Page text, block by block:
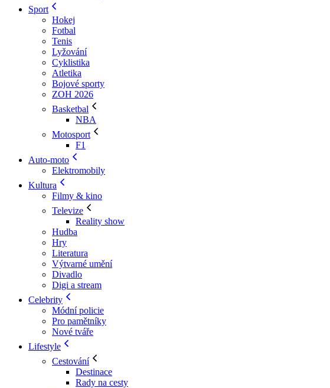
Sport
Hokej
Fotbal
Tenis
Lyžování
Cyklistika
Atletika
Bojové sporty
ZOH 2026
Basketbal
NBA
Motosport
F1
Auto-moto
Elektromobily
Kultura
Filmy & kino
Televize
Reality show
Hudba
Hry
Literatura
Výtvarné umění
Divadlo
Digi a stream
Celebrity
Módní policie
Pro pamětníky
Nové tváře
Lifestyle
Cestování
Destinace
Rady na cesty